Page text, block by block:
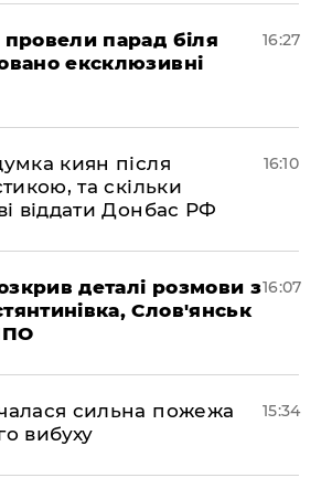
парад біля
ексклюзивні
16:27
киян після
та скільки
віддати Донбас РФ
16:10
деталі розмови з
Слов'янськ
16:07
сильна пожежа
вибуху
15:34